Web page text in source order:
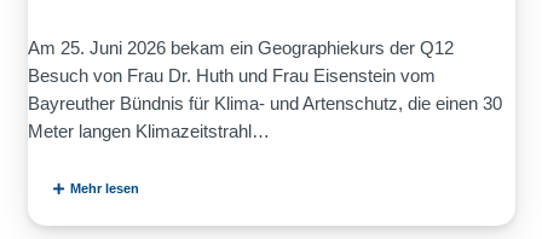
Am 25. Juni 2026 bekam ein Geographiekurs der Q12
Besuch von Frau Dr. Huth und Frau Eisenstein vom
Bayreuther Bündnis für Klima- und Artenschutz, die einen 30
Meter langen Klimazeitstrahl…
Mehr lesen